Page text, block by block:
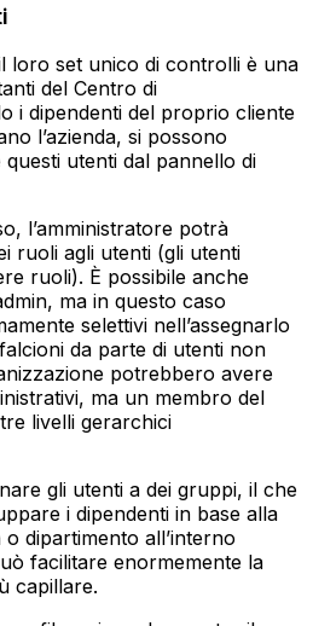
loro set unico di controlli è una
del Centro di
i dipendenti del proprio cliente
l’azienda, si possono
utenti dal pannello di
l’amministratore potrà
ruoli agli utenti (gli utenti
ruoli). È possibile anche
ma in questo caso
selettivi nell’assegnarlo
da parte di utenti non
potrebbero avere
ma un membro del
livelli gerarchici
gli utenti a dei gruppi, il che
i dipendenti in base alla
dipartimento all’interno
facilitare enormemente la
capillare.